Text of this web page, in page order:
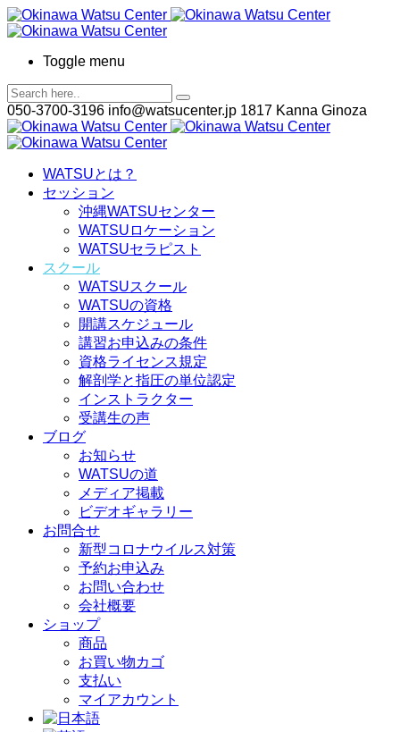
Toggle menu
050-3700-3196 info@watsucenter.jp 1817 Kanna Ginoza
WATSUとは？
セッション
沖縄WATSUセンター
WATSUロケーション
WATSUセラピスト
スクール
WATSUスクール
WATSUの資格
開講スケジュール
講習お申込みの条件
資格ライセンス規定
解剖学と指圧の単位認定
インストラクター
受講生の声
ブログ
お知らせ
WATSUの道
メディア掲載
ビデオギャラリー
お問合せ
新型コロナウイルス対策
予約お申込み
お問い合わせ
会社概要
ショップ
商品
お買い物カゴ
支払い
マイアカウント